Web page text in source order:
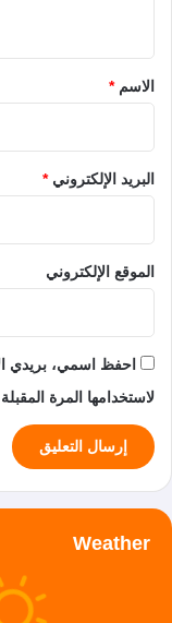
*الاسم*
البريد الإلكتروني*
الموقع الإلكتروني
احفظ اسمي، بريدي
لاستخدامها المرة
Weather